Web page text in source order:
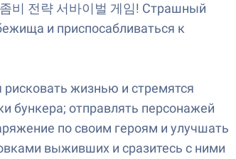
비 전략 서바이벌 게임! Страшный
и приспосабливаться к
жизнью и стремятся
бункера; отправлять персонажей
по своим героям и улучшать
выживших и сразитесь с ними